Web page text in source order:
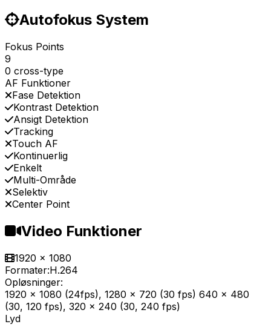
Autofokus System
Fokus Points
9
0 cross-type
AF Funktioner
Fase Detektion
Kontrast Detektion
Ansigt Detektion
Tracking
Touch AF
Kontinuerlig
Enkelt
Multi-Område
Selektiv
Center Point
Video Funktioner
1920 x 1080
Formater:H.264
Opløsninger:
1920 x 1080 (24fps), 1280 x 720 (30 fps) 640 x 480
(30, 120 fps), 320 x 240 (30, 240 fps)
Lyd